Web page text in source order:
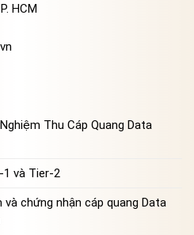
HCM
Thu Cáp Quang Data
1 và Tier-2
chứng nhận cáp quang Data